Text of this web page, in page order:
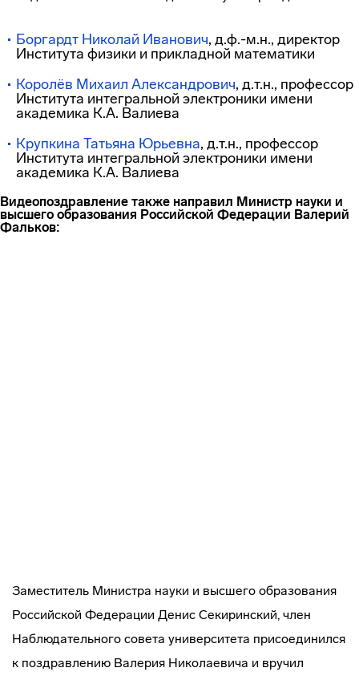
Боргардт Николай Иванович, д.ф.-м.н., директор
Института физики и прикладной математики
Королёв Михаил Александрович, д.т.н., профессор
Института интегральной электроники имени
академика К.А. Валиева
Крупкина Татьяна Юрьевна, д.т.н., профессор
Института интегральной электроники имени
академика К.А. Валиева
Видеопоздравление также направил Министр науки и
высшего образования Российской Федерации Валерий
Фальков:
Заместитель Министра науки и высшего образования
Российской Федерации Денис Секиринский, член
Наблюдательного совета университета присоединился
к поздравлению Валерия Николаевича и вручил